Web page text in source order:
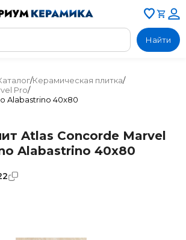
Найти
/Керамическая плитка/
Pro/
Alabastrino 40x80
Atlas Concorde Marvel
Alabastrino 40x80